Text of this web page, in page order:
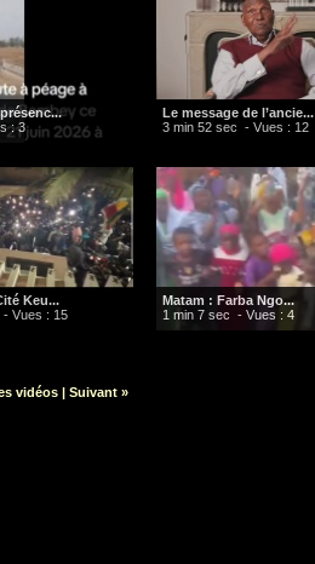
: 3
Le message de l’ancie...
3 min 52 sec - Vues : 12
Keu...
- Vues : 15
Matam : Farba Ngo...
1 min 7 sec - Vues : 4
vidéos | Suivant »